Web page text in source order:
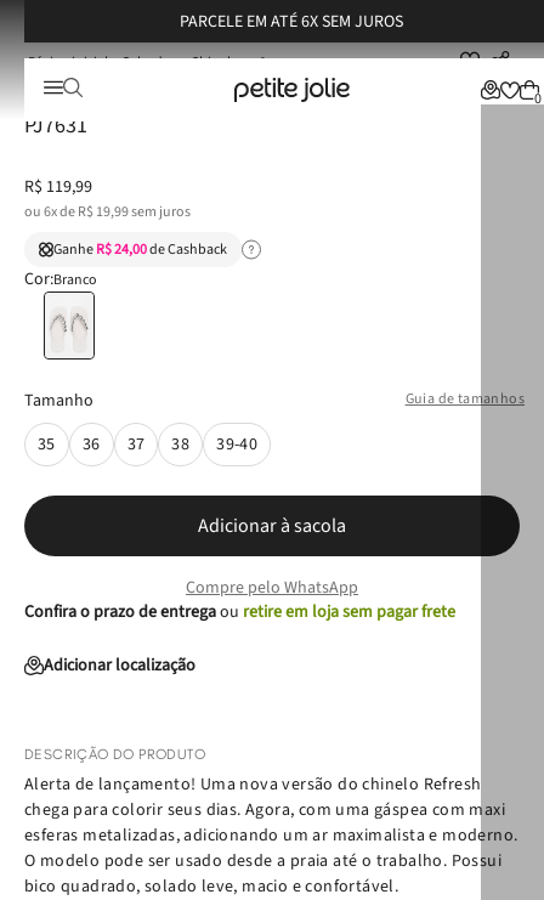
PARCELE EM ATÉ 6X SEM JUROS
0
Calçados Chinelos Chinelo Petite Jolie Refresh Bold White/Níquel PJ7631
Chinelo Petite Jolie Refresh Bold White/Níquel
PJ7631
R$ 119,99
ou6x deR$ 19,99sem juros
GanheR$ 24,00de Cashback
Cor:Branco
Guia de tamanhos
Tamanho
35
36 37 38 39-40
Adicionar à sacola
Compre pelo WhatsApp
Confira o prazo de entregaou retire em loja sem pagar frete
Adicionar localização
DESCRIÇÃO DO PRODUTO
Alerta de lançamento! Uma nova versão do chinelo Refresh
chega para colorir seus dias. Agora, com uma gáspea com maxi
esferas metalizadas, adicionando um ar maximalista e moderno.
O modelo pode ser usado desde a praia até o trabalho. Possui
bico quadrado, solado leve, macio e confortável.